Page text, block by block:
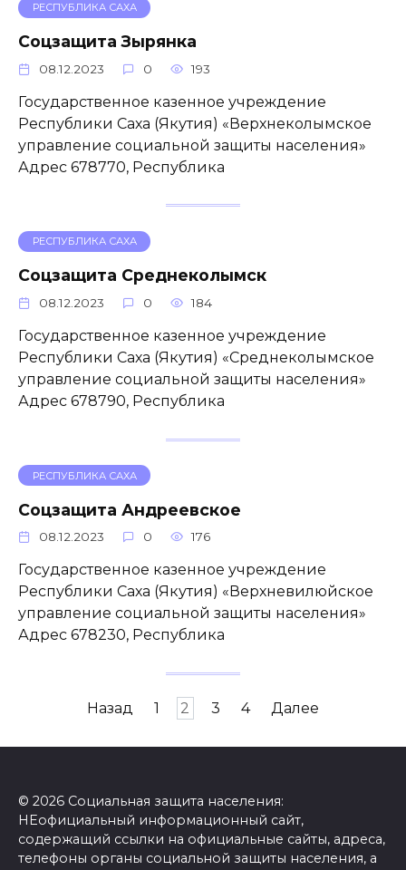
РЕСПУБЛИКА САХА
Соцзащита Зырянка
08.12.2023 0 193
Государственное казенное учреждение
Республики Саха (Якутия) «Верхнеколымское
управление социальной защиты населения»
Адрес 678770, Республика
РЕСПУБЛИКА САХА
Соцзащита Среднеколымск
08.12.2023 0 184
Государственное казенное учреждение
Республики Саха (Якутия) «Среднеколымское
управление социальной защиты населения»
Адрес 678790, Республика
РЕСПУБЛИКА САХА
Соцзащита Андреевское
08.12.2023 0 176
Государственное казенное учреждение
Республики Саха (Якутия) «Верхневилюйское
управление социальной защиты населения»
Адрес 678230, Республика
ПагинацияНазад 1 2 3 4 Далее
© 2026 Социальная защита населения:
НЕофициальный информационный сайт,
содержащий ссылки на официальные сайты, адреса,
телефоны органы социальной защиты населения, а